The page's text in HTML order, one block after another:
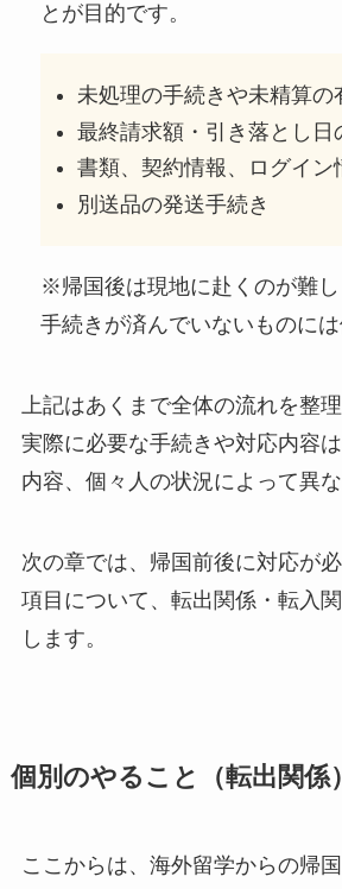
とが目的です。
未処理の手続きや未精算の
最終請求額・引き落とし日
書類、契約情報、ログイン
別送品の発送手続き
※帰国後は現地に赴くのが難
手続きが済んでいないものには
上記はあくまで全体の流れを整
実際に必要な手続きや対応内容
内容、個々人の状況によって異な
次の章では、帰国前後に対応が
項目について、転出関係・転入
します。
個別のやること（転出関係）
ここからは、海外留学からの帰